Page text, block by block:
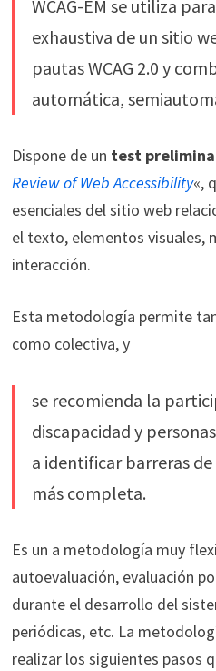
WCAG-EM se utiliza
exhaustiva de un sitio
pautas WCAG 2.0 y
automática,
Dispone de un test
Review of Web Accessibility«,
esenciales del sitio web
el texto, elementos visuales,
interacción.
Esta metodología permite
como colectiva, y
se recomienda la
discapacidad y
a identificar barreras
más completa.
Es un a metodología muy
autoevaluación, evaluación
durante el desarrollo del
periódicas, etc. La
realizar los siguientes pasos